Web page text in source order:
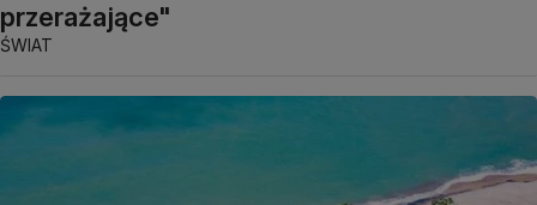
przerażające"
ŚWIAT